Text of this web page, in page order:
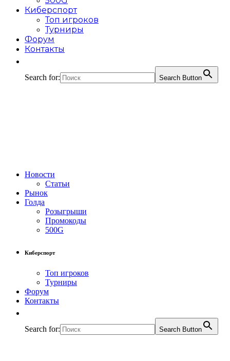
Киберспорт
Топ игроков
Турниры
Форум
Контакты
Search for: Search Button
Новости
Статьи
Рынок
Голда
Розыгрыши
Промокоды
500G
Киберспорт
Топ игроков
Турниры
Форум
Контакты
Search for: Search Button